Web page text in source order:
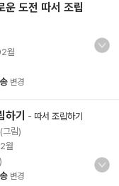
운 도전 따서 조립
월
변경
기 - 따서 조립하기
(그림)
월
변경